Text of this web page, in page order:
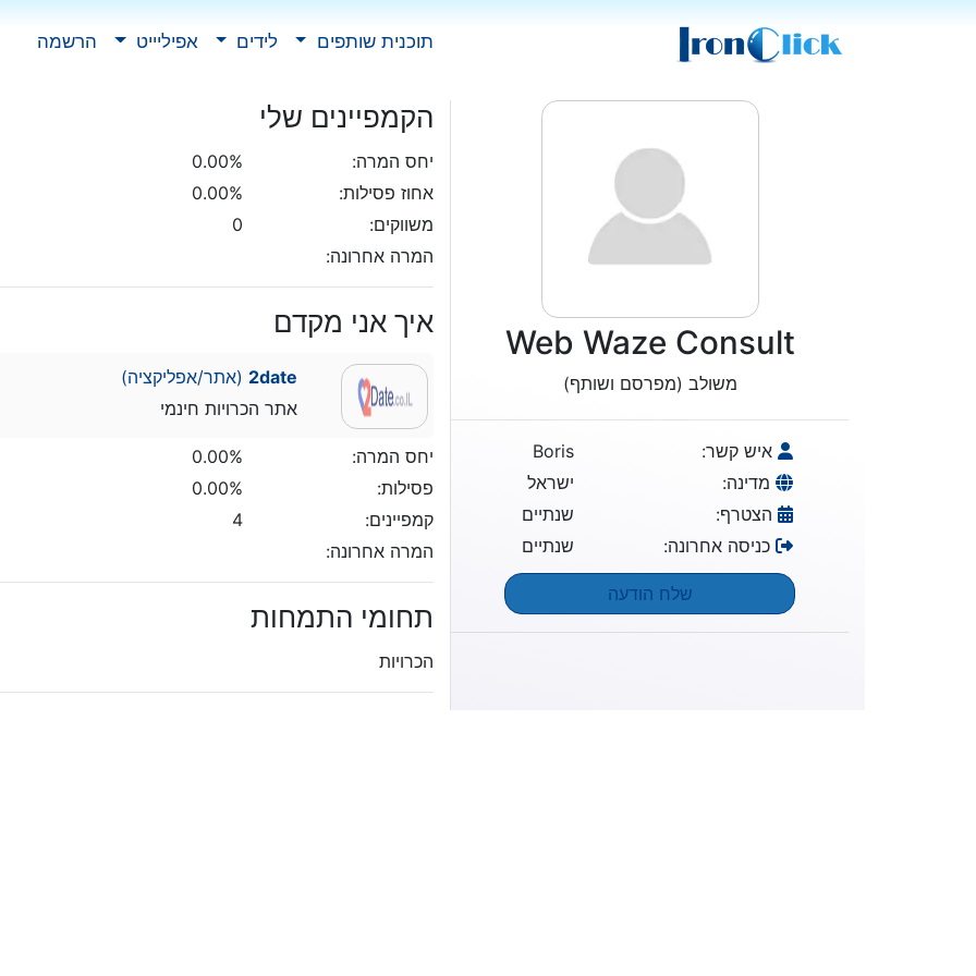
תוכנית שותפים לידים אפיליייט הרשמה
Web Waze Consult
משולב (מפרסם ושותף)
איש קשר:
Boris
מדינה:
ישראל
הצטרף:
שנתיים
כניסה אחרונה:
שנתיים
שלח הודעה
הקמפיינים שלי
יחס המרה:
0.00%
אחוז פסילות:
0.00%
משווקים:
0
המרה אחרונה:
איך אני מקדם
2date (אתר/אפליקציה)
אתר הכרויות חינמי
יחס המרה:
0.00%
פסילות:
0.00%
קמפיינים:
4
המרה אחרונה:
תחומי התמחות
הכרויות